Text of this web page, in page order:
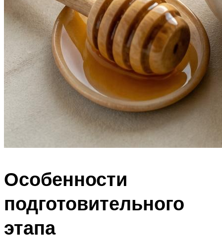
Особенности
подготовительного
этапа